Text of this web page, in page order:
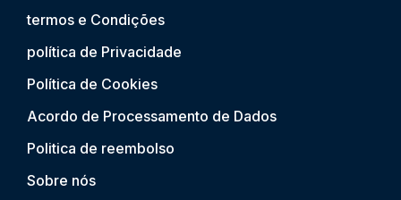
termos e Condições
política de Privacidade
Política de Cookies
Acordo de Processamento de Dados
Politica de reembolso
Sobre nós